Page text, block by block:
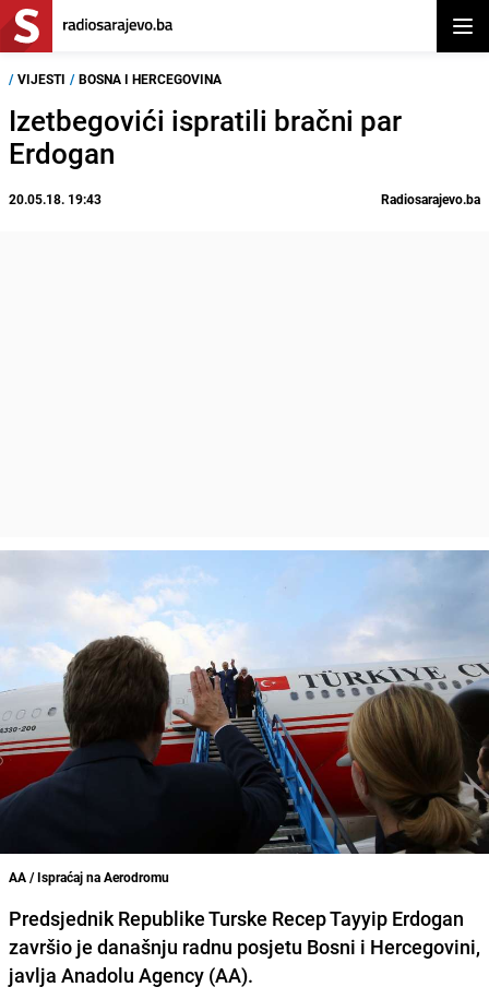
/ VIJESTI / BOSNA I HERCEGOVINA
Izetbegovići ispratili bračni par
Erdogan
20.05.18. 19:43 Radiosarajevo.ba
AA / Ispraćaj na Aerodromu
Predsjednik Republike Turske Recep Tayyip Erdogan
završio je današnju radnu posjetu Bosni i Hercegovini,
javlja Anadolu Agency (AA).